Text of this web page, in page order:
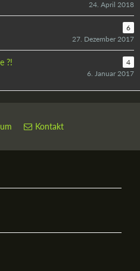
24. April 2018
6
27. Dezember 2017
?!
4
6. Januar 2017
Kontakt